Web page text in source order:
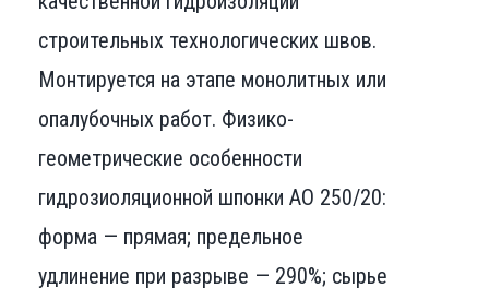
строительных технологических швов.
Монтируется на этапе монолитных или
опалубочных работ. Физико-
геометрические особенности
гидрозиоляционной шпонки АО 250/20:
форма — прямая; предельное
удлинение при разрыве — 290%; сырье